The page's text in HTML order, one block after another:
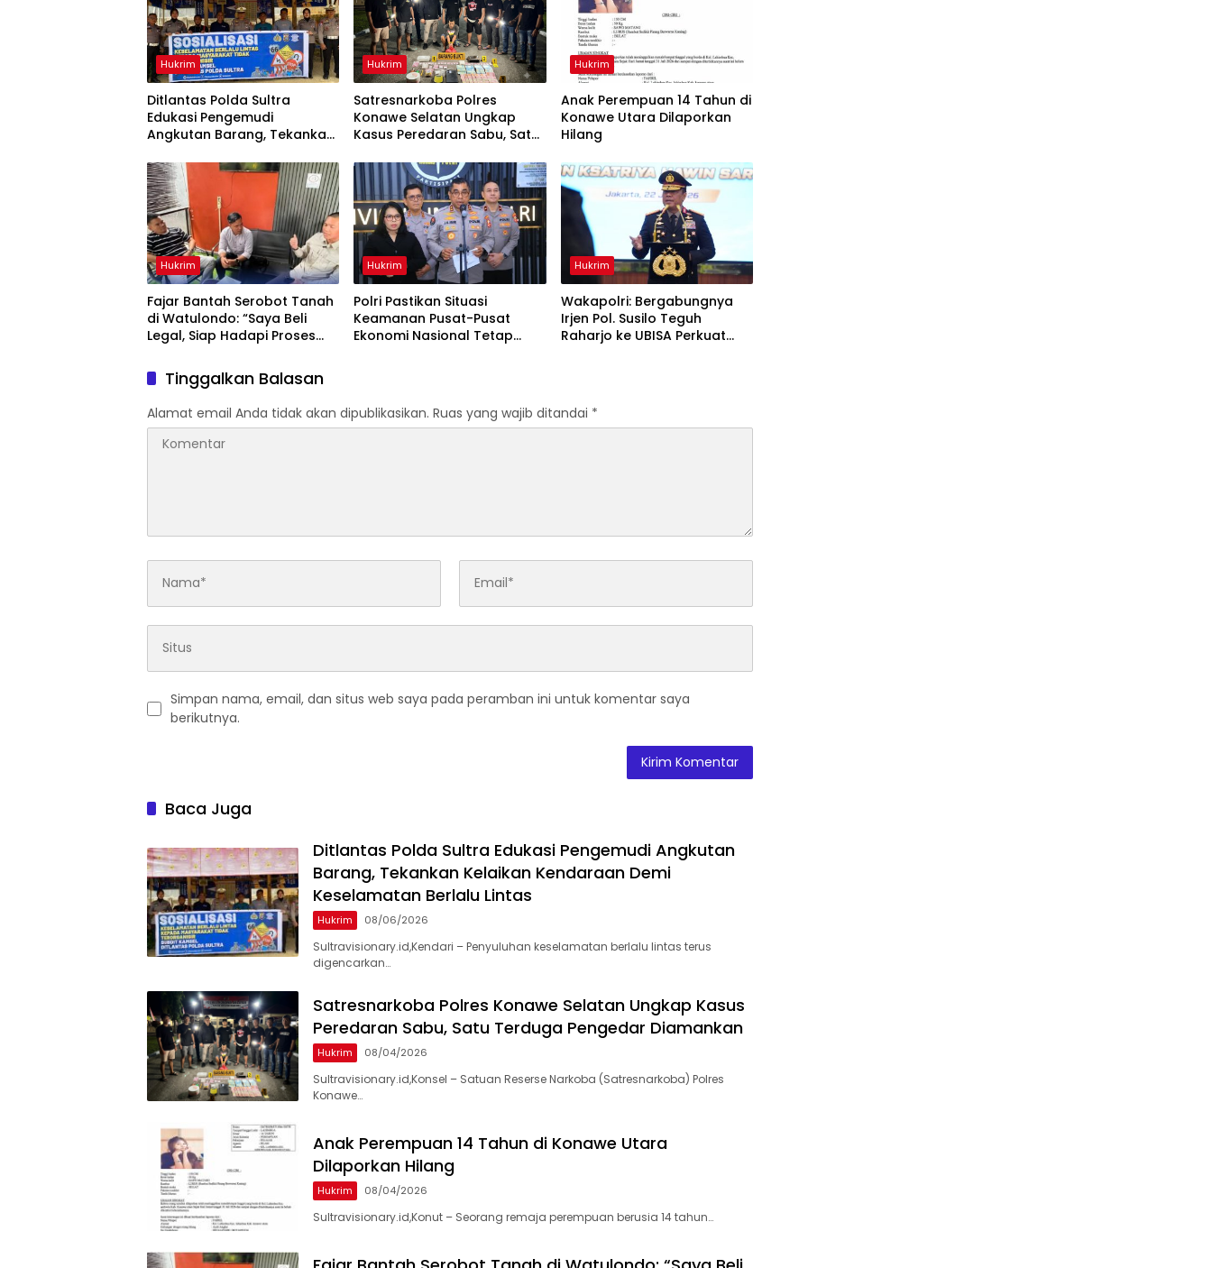
Hukrim
Ditlantas Polda Sultra
Edukasi Pengemudi
Angkutan Barang, Tekankan
Keselamatan Berlalu Lintas
Hukrim
Satresnarkoba Polres
Konawe Selatan Ungkap
Kasus Peredaran Sabu, Satu
Diamankan
Hukrim
Anak Perempuan 14 Tahun di
Konawe Utara Dilaporkan
Hilang
Hukrim
‎Fajar Bantah Serobot Tanah
di Watulondo: “Saya Beli
Legal, Siap Hadapi Proses
Hukrim
Polri Pastikan Situasi
Keamanan Pusat-Pusat
Ekonomi Nasional Tetap
Hukrim
Wakapolri: Bergabungnya
Irjen Pol. Susilo Teguh
Raharjo ke UBISA Perkuat
Tinggalkan Balasan
Alamat email Anda tidak akan dipublikasikan. Ruas yang wajib ditandai *
Simpan nama, email, dan situs web saya pada peramban ini untuk komentar saya
berikutnya.
Baca Juga
Ditlantas Polda Sultra Edukasi Pengemudi Angkutan
Barang, Tekankan Kelaikan Kendaraan Demi
Keselamatan Berlalu Lintas
Hukrim 08/06/2026
Sultravisionary.id,Kendari – Penyuluhan keselamatan berlalu lintas terus
digencarkan…
Satresnarkoba Polres Konawe Selatan Ungkap Kasus
Peredaran Sabu, Satu Terduga Pengedar Diamankan
Hukrim 08/04/2026
Sultravisionary.id,Konsel – Satuan Reserse Narkoba (Satresnarkoba) Polres
Konawe…
Anak Perempuan 14 Tahun di Konawe Utara
Dilaporkan Hilang
Hukrim 08/04/2026
Sultravisionary.id,Konut – Seorang remaja perempuan berusia 14 tahun…